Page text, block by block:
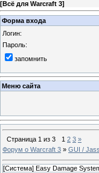
[Всё для Warcraft 3]
Форма входа
Логин:
Пароль:
запомнить
Меню сайта
Страница 1 из 3 1 2 3 »
Форум о Warcraft 3 » GUI / Jass
[Система] Easy Damage